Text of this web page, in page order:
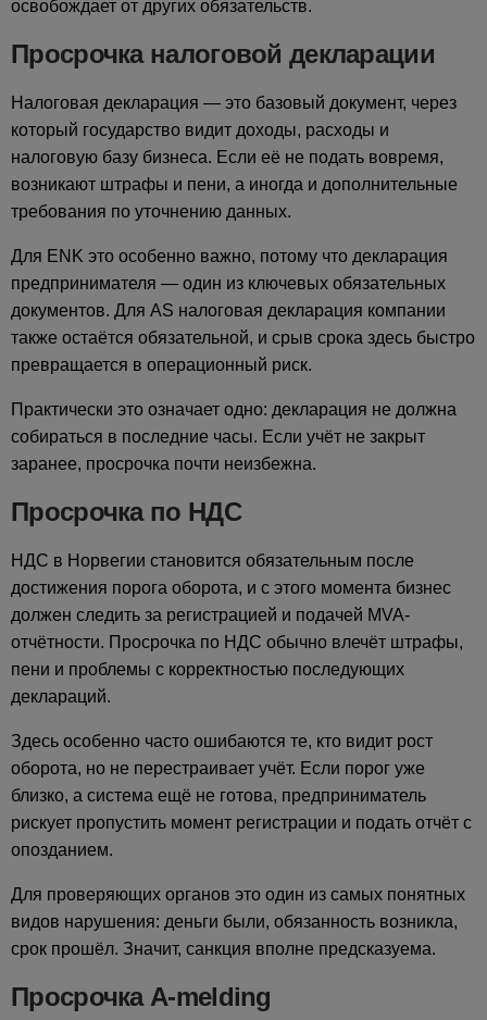
освобождает от других обязательств.
Просрочка налоговой декларации
Налоговая декларация — это базовый документ, через
который государство видит доходы, расходы и
налоговую базу бизнеса. Если её не подать вовремя,
возникают штрафы и пени, а иногда и дополнительные
требования по уточнению данных.
Для ENK это особенно важно, потому что декларация
предпринимателя — один из ключевых обязательных
документов. Для AS налоговая декларация компании
также остаётся обязательной, и срыв срока здесь быстро
превращается в операционный риск.
Практически это означает одно: декларация не должна
собираться в последние часы. Если учёт не закрыт
заранее, просрочка почти неизбежна.
Просрочка по НДС
НДС в Норвегии становится обязательным после
достижения порога оборота, и с этого момента бизнес
должен следить за регистрацией и подачей MVA-
отчётности. Просрочка по НДС обычно влечёт штрафы,
пени и проблемы с корректностью последующих
деклараций.
Здесь особенно часто ошибаются те, кто видит рост
оборота, но не перестраивает учёт. Если порог уже
близко, а система ещё не готова, предприниматель
рискует пропустить момент регистрации и подать отчёт с
опозданием.
Для проверяющих органов это один из самых понятных
видов нарушения: деньги были, обязанность возникла,
срок прошёл. Значит, санкция вполне предсказуема.
Просрочка A-melding